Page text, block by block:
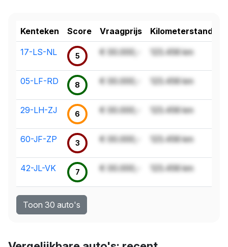
Kenteken Score Vraagprijs Kilometerstand
17-LS-NL 5 € 00.000,- 123.456 km
05-LF-RD 8 € 00.000,- 123.456 km
29-LH-ZJ 6 € 00.000,- 123.456 km
60-JF-ZP 3 € 00.000,- 123.456 km
42-JL-VK 7 € 00.000,- 123.456 km
Toon 30 auto's